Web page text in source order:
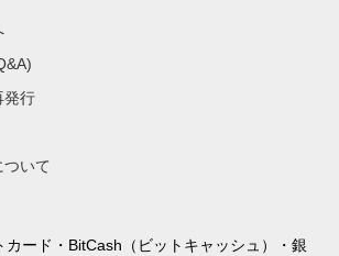
発行
いて
カード・BitCash（ビットキャッシュ）・銀